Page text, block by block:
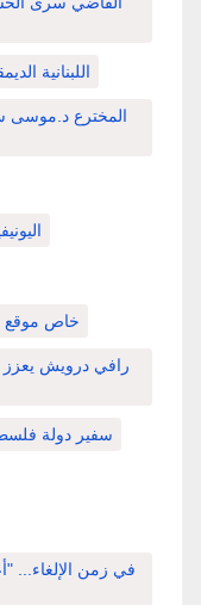
اللبنانية
المخترع د.موسى
خاص موقع
رافي درويش يعزز
سفير دولة
في زمن الإلغاء...